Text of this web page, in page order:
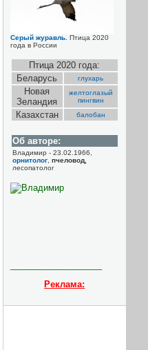
Серый журавль. Птица 2020
года в России
Птица 2020 года:
Беларусь
глухарь
Новая
Зеландия
желтоглазый
пингвин
Казахстан балобан
Об авторе:
Владимир - 23.02.1966,
орнитолог, пчеловод,
лесопатолог
Реклама: